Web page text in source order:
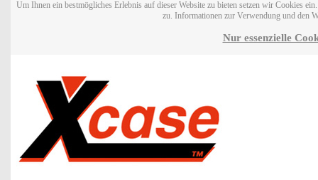
Um Ihnen ein bestmögliches Erlebnis auf dieser Website zu bieten setzen wir Cookies
zu. Informationen zur Verwendung und den
Nur essenzielle